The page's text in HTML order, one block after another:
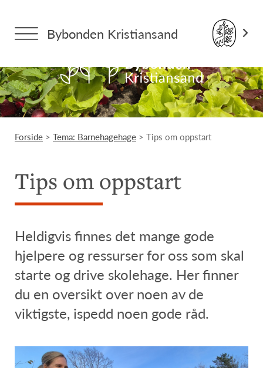
Bybonden Kristiansand
Forside > Tema: Barnehagehage > Tips om oppstart
Tips om oppstart
Heldigvis finnes det mange gode
hjelpere og ressurser for oss som skal
starte og drive skolehage. Her finner
du en oversikt over noen av de
viktigste, ispedd noen gode råd.